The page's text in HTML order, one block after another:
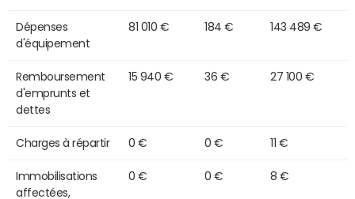
Dépenses
d'équipement
81 010 € 184 € 143 489 €
Remboursement
d'emprunts et
dettes
15 940 € 36 € 27 100 €
Charges à répartir 0 € 0 € 11 €
Immobilisations
affectées,
0 € 0 € 8 €